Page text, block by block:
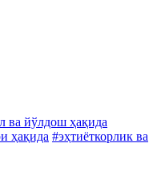
ва йўлдош ҳақида
ҳақида #эҳтиёткорлик ва